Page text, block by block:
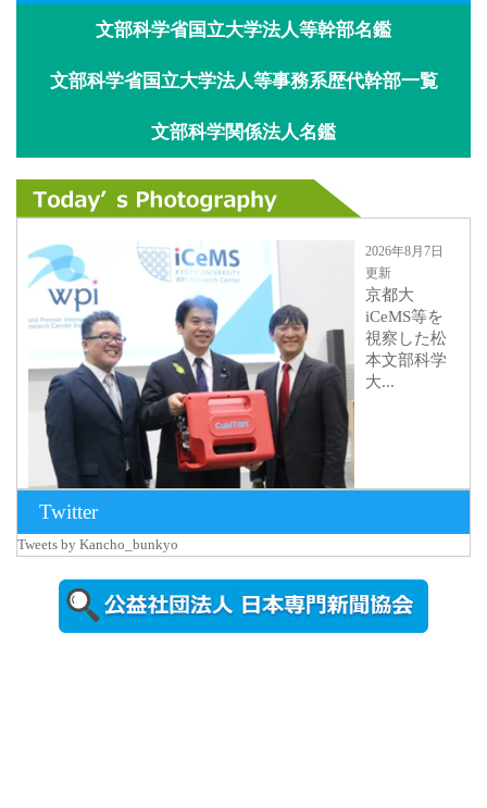
文部科学省国立大学法人等幹部名鑑
文部科学省国立大学法人等事務系歴代幹部一覧
文部科学関係法人名鑑
2026年8月7日
更新
京都大
iCeMS等を
視察した松
本文部科学
大...
2026年8月5日
更新
農工大で大
Twitter
Tweets by Kancho_bunkyo